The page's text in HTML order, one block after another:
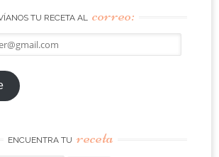
TU RECETA AL correo:
ENCUENTRA TU receta